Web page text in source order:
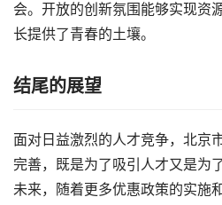
会。开放的创新氛围能够实现资
长提供了青春的土壤。
结尾的展望
面对日益激烈的人才竞争，北京
完善，既是为了吸引人才又是为
未来，随着更多优惠政策的实施